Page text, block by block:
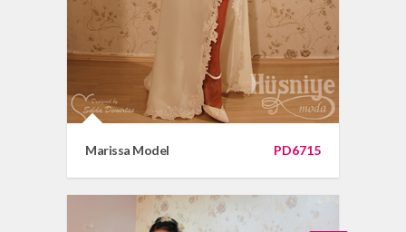
PD6715
Marissa Model